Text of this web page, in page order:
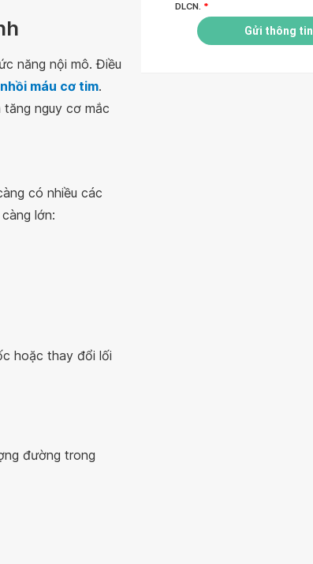
năng nội mô. Điều
nhồi máu cơ tim.
nguy cơ mắc
có nhiều các
lớn:
hoặc thay đổi lối
đường trong
DLCN. *
Gửi thông tin